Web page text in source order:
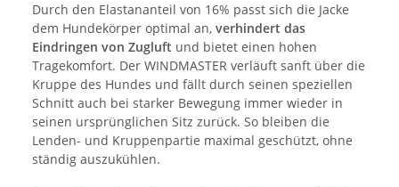
Durch den Elastananteil von 16% passt sich die Jacke
dem Hundekörper optimal an, verhindert das
Eindringen von Zugluft und bietet einen hohen
Tragekomfort. Der WINDMASTER verläuft sanft über die
Kruppe des Hundes und fällt durch seinen speziellen
Schnitt auch bei starker Bewegung immer wieder in
seinen ursprünglichen Sitz zurück. So bleiben die
Lenden- und Kruppenpartie maximal geschützt, ohne
ständig auszukühlen.